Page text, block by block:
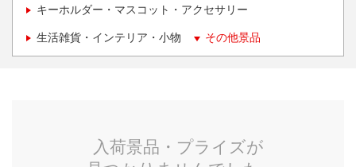
キーホルダー・マスコット・アクセサリー
生活雑貨・インテリア・小物 その他景品